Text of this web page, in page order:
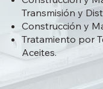
Transmisión y
Construcción y
Tratamiento por
Aceites.